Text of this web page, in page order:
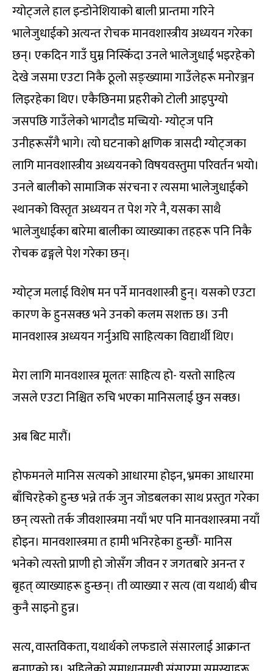
ग्योट्जले हाल इन्डोनेशियाको बाली प्रान्तमा गरिने
भालेजुधाईको अत्यन्त रोचक मानवशास्त्रीय अध्ययन गरेका
छन्। एकदिन गाउँ घुम्न निस्किँदा उनले भालेजुधाई भइरहेको
देखे जसमा एउटा निकै ठूलो सङ्ख्यामा गाउँलेहरू मनोरञ्जन
लिइरहेका थिए। एकैछिनमा प्रहरीको टोली आइपुग्यो
जसपछि गाउँलेको भागदौड मच्चियो- ग्योट्ज पनि
उनीहरूसँगै भागे। त्यो घटनाको क्षणिक त्रासदी ग्योट्जका
लागि मानवशास्त्रीय अध्ययनको विषयवस्तुमा परिवर्तन भयो।
उनले बालीको सामाजिक संरचना र त्यसमा भालेजुधाईको
स्थानको विस्तृत अध्ययन त पेश गरे नै, यसका साथै
भालेजुधाईका बारेमा बालीका व्याख्याका तहहरू पनि निकै
रोचक ढङ्गले पेश गरेका छन्।
ग्योट्ज मलाई विशेष मन पर्ने मानवशास्त्री हुन्। यसको एउटा
कारण के हुनसक्छ भने उनको कलम सशक्त छ। उनी
मानवशास्त्र अध्ययन गर्नुअघि साहित्यका विद्यार्थी थिए।
मेरा लागि मानवशास्त्र मूलतः साहित्य हो- यस्तो साहित्य
जसले एउटा निश्चित रुचि भएका मानिसलाई छुन सक्छ।
अब बिट मारौं।
होफमनले मानिस सत्यको आधारमा होइन, भ्रमका आधारमा
बाँचिरहेको हुन्छ भन्ने तर्क जुन जोडबलका साथ प्रस्तुत गरेका
छन् त्यस्तो तर्क जीवशास्त्रमा नयाँ भए पनि मानवशास्त्रमा नयाँ
होइन। मानवशास्त्रमा त हामी भनिरहेका हुन्छौं- मानिस
भनेको त्यस्तो प्राणी हो जोसँग जीवन र जगतबारे अनन्त र
बृहत् व्याख्याहरू हुन्छन्। ती व्याख्या र सत्य (वा यथार्थ) बीच
कुनै साइनो हुन्न।
सत्य, वास्तविकता, यथार्थको लफडाले संसारलाई आक्रान्त